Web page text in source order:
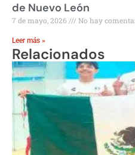
de Nuevo León
7 de mayo, 2026 No hay
Leer más »
Relacionados